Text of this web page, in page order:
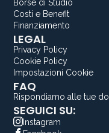
Borse di Studio
Costi e Benefit
Finanziamento
LEGAL
Privacy Policy
Cookie Policy
Impostazioni Cookie
FAQ
Rispondiamo alle tue
SEGUICI SU:
Instagram